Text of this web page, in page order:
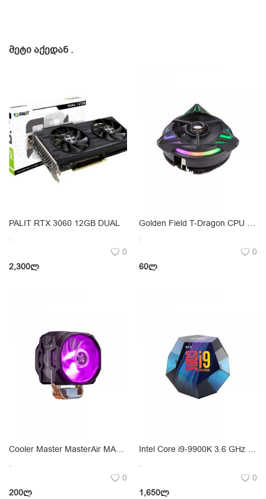
ᲛᲔᲢᲘ ᲐᲥᲔᲓᲐᲜ .
PALIT RTX 3060 12GB DUAL
.
0
2,300ლ
Golden Field T-Dragon CPU Universal Cooler 90W
.
0
60ლ
Cooler Master MasterAir MA610P
.
0
200ლ
Intel Core i9-9900K 3.6 GHz LGA 1151
.
0
1,650ლ